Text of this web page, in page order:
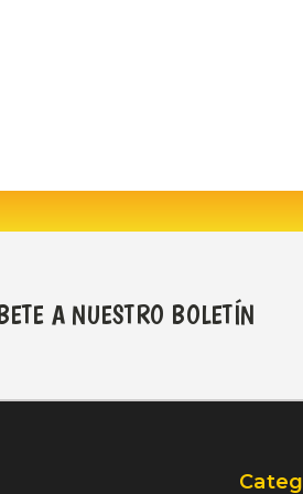
A NUESTRO BOLETÍN